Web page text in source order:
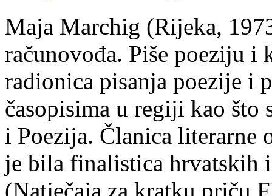
Maja Marchig (Rijeka,
računovođa. Piše poeziju i
radionica pisanja poezije i
časopisima u regiji kao što
i Poezija. Članica literarne
je bila finalistica hrvatskih
(Natječaja za kratku priču